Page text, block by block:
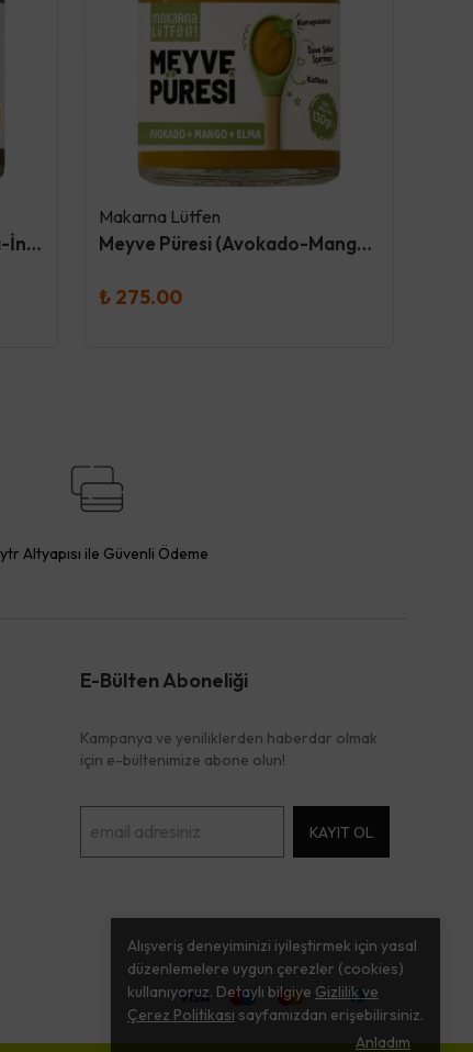
Alışveriş deneyiminizi iyileştirmek için yasal
düzenlemelere uygun çerezler (cookies)
kullanıyoruz. Detaylı bilgiye Gizlilik ve
Çerez Politikası sayfamızdan erişebilirsiniz.
Anladım
Meyve Püresi (Armut-Kayısı-İncir) 130Gr - Makarna Lütfen
Makarna Lütfen
Meyve Püresi (Avokado-Mango-Elma) 130Gr - Makarna Lütfen
₺ 275.00
Altyapısı ile Güvenli Ödeme
E-Bülten Aboneliği
Kampanya ve yeniliklerden haberdar olmak
için e-bültenimize abone olun!
KAYIT OL